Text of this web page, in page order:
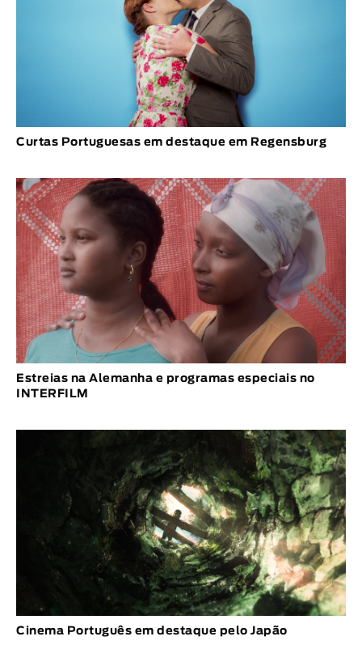
Curtas Portuguesas em destaque em Regensburg
Estreias na Alemanha e programas especiais no
INTERFILM
Cinema Português em destaque pelo Japão